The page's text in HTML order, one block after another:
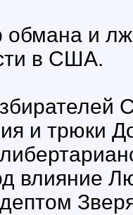
обмана и
в США.
и трюки
влияние